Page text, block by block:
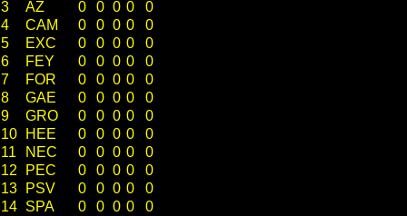
3
AZ 0 0 0 0
0
4
CAM 0 0 0 0
0
5
EXC 0 0 0 0
0
6
FEY 0 0 0 0
0
7
FOR 0 0 0 0
0
8
GAE 0 0 0 0
0
9
GRO 0 0 0 0
0
10
HEE 0 0 0 0
0
11
NEC 0 0 0 0
0
12
PEC 0 0 0 0
0
13
PSV 0 0 0 0
0
14 SPA 0 0 0 0
0